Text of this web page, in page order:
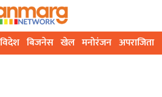
बिजनेस खेल मनोरंजन अपराजिता